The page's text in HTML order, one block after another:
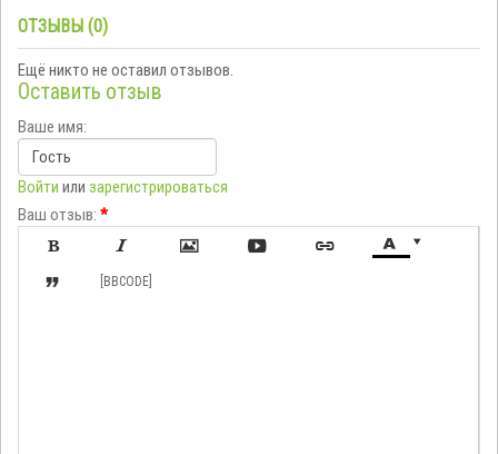
ОТЗЫВЫ (0)
Ещё никто не оставил отзывов.
Оставить отзыв
Ваше имя:
Войти или зарегистрироваться
Ваш отзыв: *

     
 [BBCODE]